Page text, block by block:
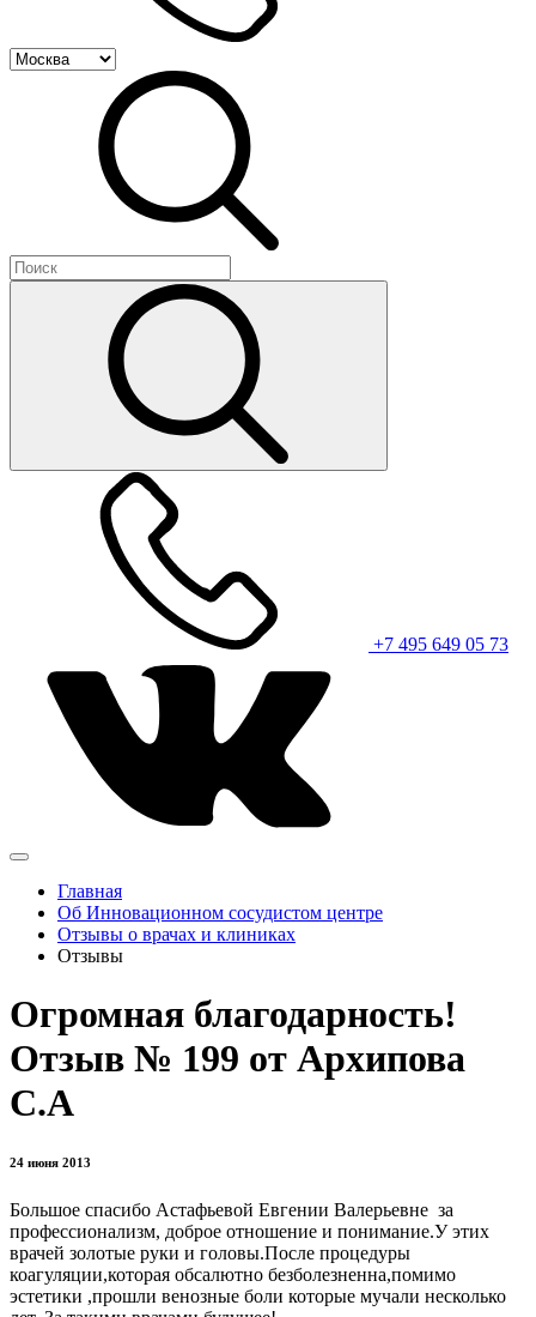
+7 495 649 05 73
Главная
Об Инновационном сосудистом центре
Отзывы о врачах и клиниках
Отзывы
Огромная благодарность!
Отзыв № 199 от Архипова
С.А
24 июня 2013
Большое спасибо Астафьевой Евгении Валерьевне за
профессионализм, доброе отношение и понимание.У этих
врачей золотые руки и головы.После процедуры
коагуляции,которая обсалютно безболезненна,помимо
эстетики ,прошли венозные боли которые мучали несколько